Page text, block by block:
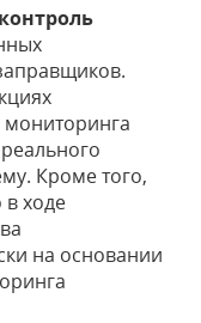
мониторинга
Кроме того,
в ходе
на основании